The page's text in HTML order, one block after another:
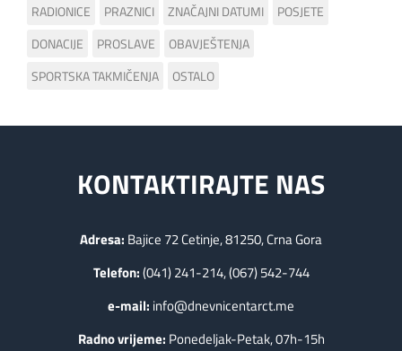
RADIONICE
PRAZNICI ZNAČAJNI DATUMI
POSJETE
DONACIJE
PROSLAVE
OBAVJEŠTENJA
SPORTSKA TAKMIČENJA
OSTALO
KONTAKTIRAJTE NAS
Adresa: Bajice 72 Cetinje, 81250, Crna Gora
Telefon:(041) 241-214, (067) 542-744
e-mail: info@dnevnicentarct.me
Radno vrijeme: Ponedeljak-Petak, 07h-15h